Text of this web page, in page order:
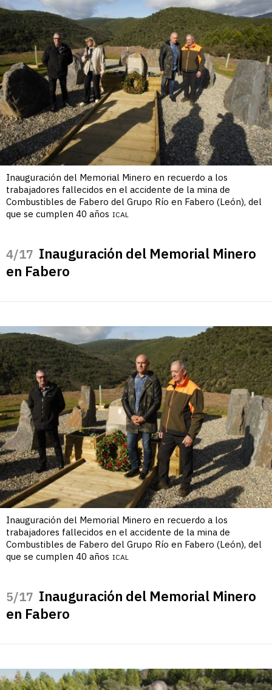
Inauguración del Memorial Minero en recuerdo a los
trabajadores fallecidos en el accidente de la mina de
Combustibles de Fabero del Grupo Río en Fabero (León), del
que se cumplen 40 años ICAL
/17 Inauguración del Memorial Minero
en Fabero
Inauguración del Memorial Minero en recuerdo a los
trabajadores fallecidos en el accidente de la mina de
Combustibles de Fabero del Grupo Río en Fabero (León), del
que se cumplen 40 años ICAL
/17 Inauguración del Memorial Minero
en Fabero